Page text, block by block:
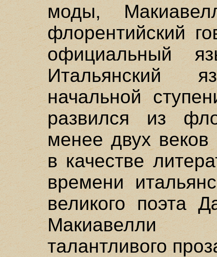
моды,
флорентийский
официальный
Итальянский
начальной
развился из
менее двух
в качестве
времени
великого поэта
Макиавелли
талантливого